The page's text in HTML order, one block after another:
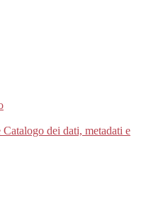
dei dati, metadati e